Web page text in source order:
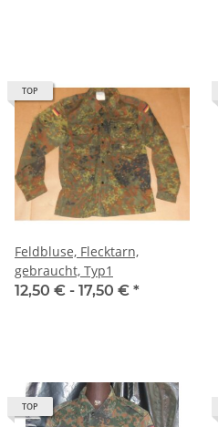
TOP
Feldbluse, Flecktarn,
gebraucht, Typ1
12,50 € - 17,50 € *
TOP